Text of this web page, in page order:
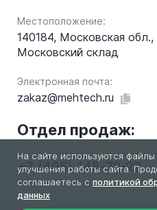
Местоположение:
140184, Московская
Московский склад
Электронная почта:
zakaz@mehtech.ru
Отдел продаж:
+7 (495) 148-72-22
На сайте используются
улучшения работы сайта.
соглашаетесь с политикой
данных